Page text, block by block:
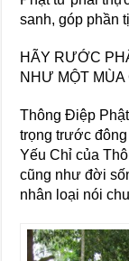
sanh, góp phần
HÃY RƯỚC
NHƯ MỘT MÙA
Thông Điệp
trọng trước
Yếu Chỉ của
cũng như đời
nhân loại nói